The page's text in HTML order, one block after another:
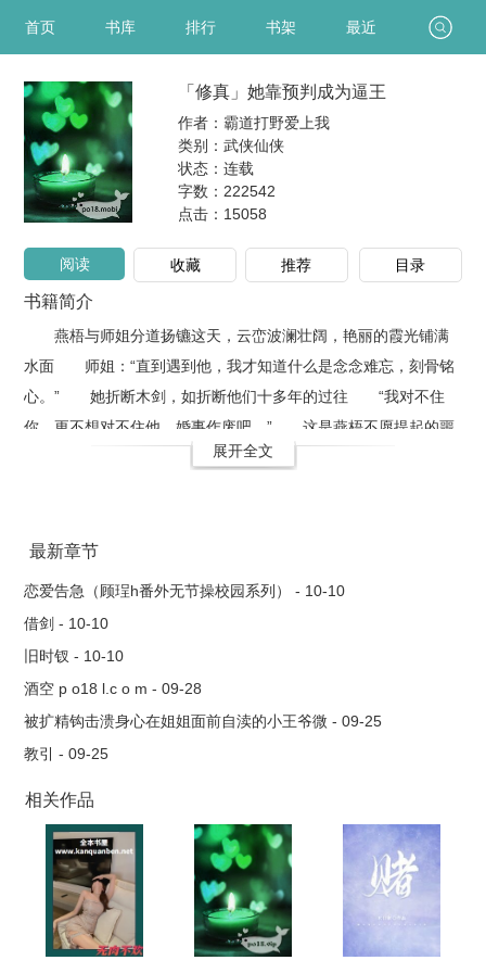
首页 书库 排行 书架 最近
「修真」她靠预判成为逼王
作者：霸道打野爱上我
类别：武侠仙侠
状态：连载
字数：222542
点击： 15058
阅读 收藏 推荐 目录
书籍简介
燕梧与师姐分道扬镳这天，云峦波澜壮阔，艳丽的霞光铺满
水面 师姐：“直到遇到他，我才知道什么是念念难忘，刻骨铭
心。” 她折断木剑，如折断他们十多年的过往 “我对不住
你，更不想对不住他。婚事作废吧。” 这是燕梧不愿提起的噩
梦。多年后，化神大劫在即，眉目不染尘埃的少女再次入梦
迷设定 不想写np但本作不np天理难容 x纯情蛇妖火辣辣 x请
展开全文
最新章节
恋爱告急（顾珵h番外无节操校园系列） - 10-10
借剑 - 10-10
旧时钗 - 10-10
酒空 p o18 l.c o m - 09-28
被扩精钩击溃身心在姐姐面前自渎的小王爷微 - 09-25
教引 - 09-25
相关作品